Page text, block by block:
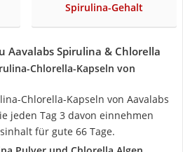
Spirulina-Gehalt
Aavalabs Spirulina & Chlorella
Chlorella-Kapseln von
Chlorella-Kapseln von Aavalabs
jeden Tag 3 davon einnehmen
für gute 66 Tage.